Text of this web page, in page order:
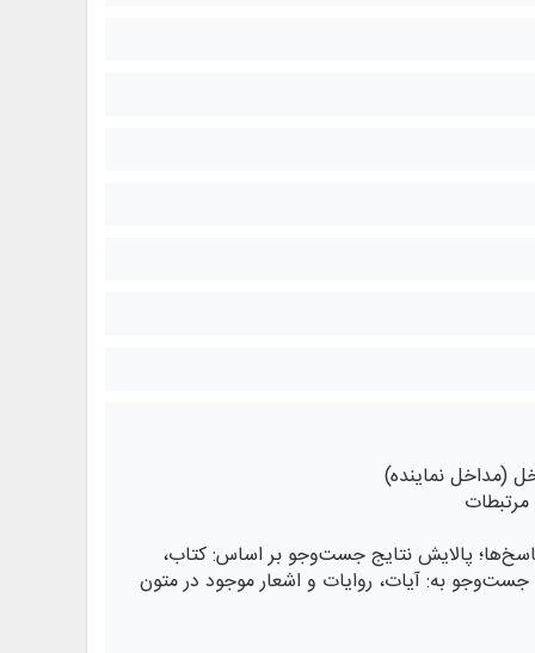
(مداخل نماینده)
پالایش نتایج جست‌وجو بر اساس: کتاب،
جست‌وجو به: آیات، روایات و اشعار موجود در متون